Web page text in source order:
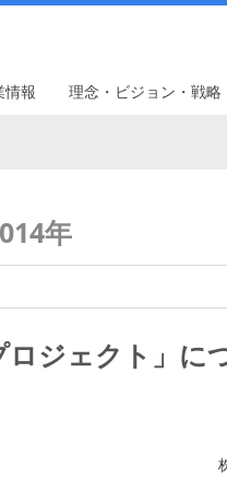
情報 理念・ビジョン・戦略
年
ロジェクト」に